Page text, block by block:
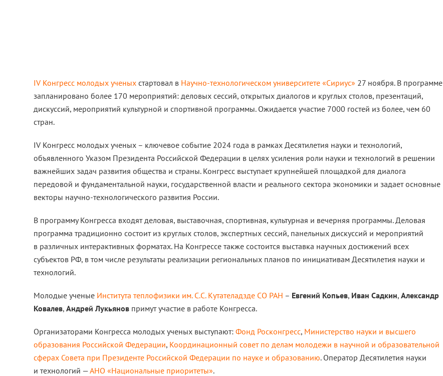
IV Конгресс молодых ученых стартовал в Научно-технологическом университете «Сириус» 27 ноября. В программе
запланировано более 170 мероприятий: деловых сессий, открытых диалогов и круглых столов, презентаций,
дискуссий, мероприятий культурной и спортивной программы. Ожидается участие 7000 гостей из более, чем 60
стран.
IV Конгресс молодых ученых – ключевое событие 2024 года в рамках Десятилетия науки и технологий,
объявленного Указом Президента Российской Федерации в целях усиления роли науки и технологий в решении
важнейших задач развития общества и страны. Конгресс выступает крупнейшей площадкой для диалога
передовой и фундаментальной науки, государственной власти и реального сектора экономики и задает основные
векторы научно-технологического развития России.
В программу Конгресса входят деловая, выставочная, спортивная, культурная и вечерняя программы. Деловая
программа традиционно состоит из круглых столов, экспертных сессий, панельных дискуссий и мероприятий
в различных интерактивных форматах. На Конгрессе также состоится выставка научных достижений всех
субъектов РФ, в том числе результаты реализации региональных планов по инициативам Десятилетия науки и
технологий.
Молодые ученые Института теплофизики им. С.С. Кутателадзде СО РАН – Евгений Копьев, Иван Садкин,Александр
Ковалев,Андрей Лукьянов примут участие в работе Конгресса.
Организаторами Конгресса молодых ученых выступают:Фонд Росконгресс, Министерство науки и высшего
образования Российской Федерации, Координационный совет по делам молодежи в научной и образовательной
сферах Совета при Президенте Российской Федерации по науке и образованию. Оператор Десятилетия науки
и технологий —АНО «Национальные приоритеты».